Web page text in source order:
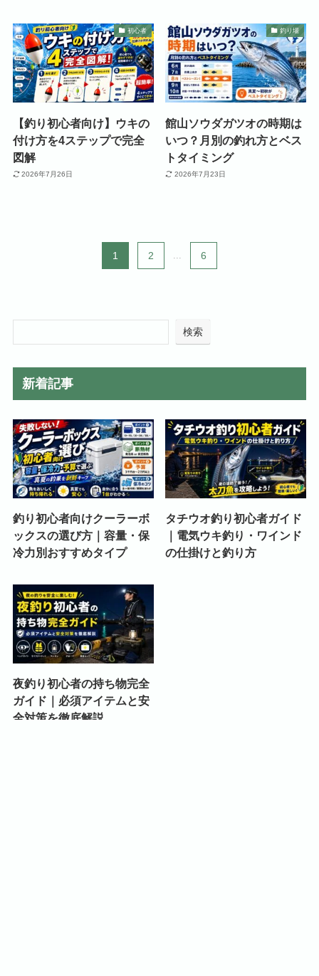
初心者
【釣り初心者向け】ウキの
付け方を4ステップで完全
図解
2026年7月26日
釣り場
館山ソウダガツオの時期は
いつ？月別の釣れ方とベス
トタイミング
2026年7月23日
1 2 ... 6
検索
新着記事
釣り初心者向けクーラーボ
ックスの選び方｜容量・保
冷力別おすすめタイプ
タチウオ釣り初心者ガイド
｜電気ウキ釣り・ワインド
の仕掛けと釣り方
夜釣り初心者の持ち物完全
ガイド｜必須アイテムと安
全対策を徹底解説